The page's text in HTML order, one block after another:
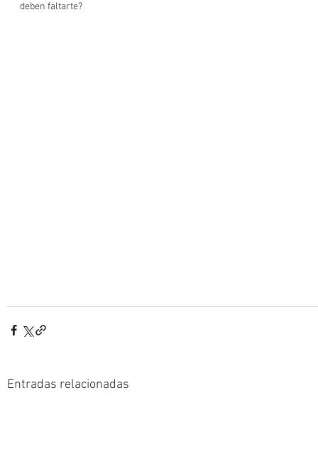
deben faltarte?
Entradas relacionadas